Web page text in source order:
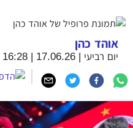
אוהד כהן
יום רביעי | 17.06.26 | 16:28